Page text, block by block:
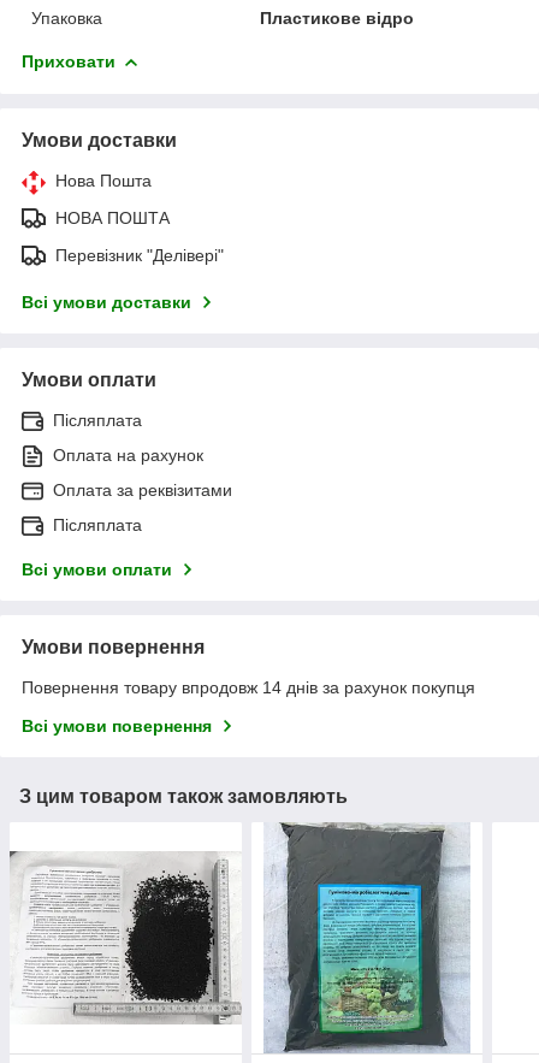
Упаковка
Пластикове відро
Приховати
Умови доставки
Нова Пошта
НОВА ПОШТА
Перевізник "Делівері"
Всі умови доставки
Умови оплати
Післяплата
Оплата на рахунок
Оплата за реквізитами
Післяплата
Всі умови оплати
Умови повернення
Повернення товару впродовж 14 днів за рахунок покупця
Всі умови повернення
З цим товаром також замовляють